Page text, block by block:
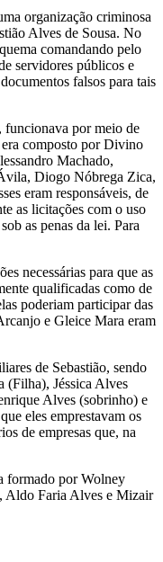
organização criminosa
Alves de Sousa. No
comandando pelo
servidores públicos e
falsos para tais
funcionava por meio de
composto por Divino
Machado,
Diogo Nóbrega Zica,
eram responsáveis, de
as licitações com o uso
as penas da lei. Para
necessárias para que as
qualificadas como de
poderiam participar das
e Gleice Mara eram
de Sebastião, sendo
(Filha), Jéssica Alves
Alves (sobrinho) e
eles emprestavam os
de empresas que, na
formado por Wolney
Aldo Faria Alves e Mizair